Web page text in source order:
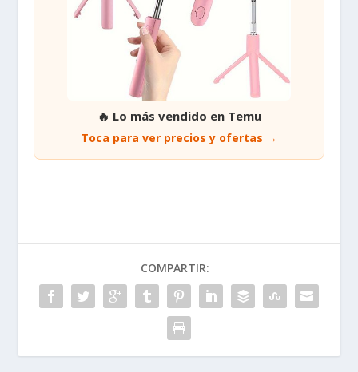
🔥 Lo más vendido en Temu
Toca para ver precios y ofertas →
COMPARTIR: